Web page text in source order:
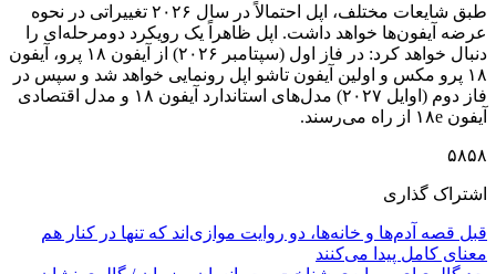
طبق شایعات مختلف، اپل احتمالاً در سال ۲۰۲۶ تغییراتی در نحوه
عرضه آیفون‌ها خواهد داشت. اپل ظاهراً یک رویکرد دومرحله‌ای را
دنبال خواهد کرد: در فاز اول (سپتامبر ۲۰۲۶) از آیفون ۱۸ پرو، آیفون
۱۸ پرو مکس و اولین آیفون تاشو اپل رونمایی خواهد شد و سپس در
فاز دوم (اوایل ۲۰۲۷) مدل‌های استاندارد آیفون ۱۸ و مدل اقتصادی
آیفون ۱۸e از راه می‌رسند.
۵۸۵۸
اشتراک گذاری
قبل قصه‌ آدم‌ها و خانه‌ها، دو روایت موازی‌اند که تنها در کنار هم
معنای کامل پیدا می‌کنند